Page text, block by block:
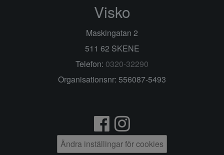
Visko
Maskingatan 2
511 62 SKENE
Telefon: 0320-32290
Organisationsnr: 556087-5493
Ändra inställingar för cookies